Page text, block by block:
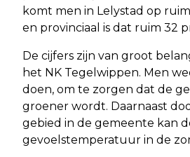
komt men in Lelystad op
en provinciaal is dat ruim 32
De cijfers zijn van groot
het NK Tegelwippen. Men
doen, om te zorgen dat de
groener wordt. Daarnaast
gebied in de gemeente kan
gevoelstemperatuur in de